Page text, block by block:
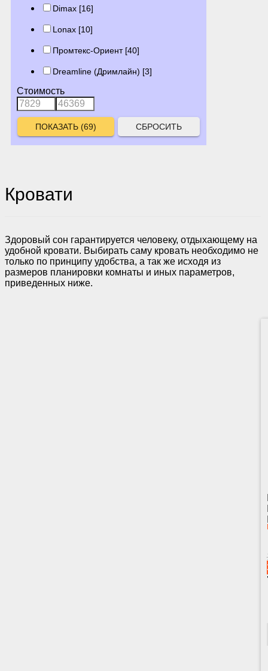
Кровати
Здоровый сон гарантируется человеку, отдыхающему на
удобной кровати. Выбирать саму кровать необходимо не
только по принципу удобства, а так же исходя из
размеров планировки комнаты и иных параметров,
приведенных ниже.
Dimax [16]
Lonax [10]
Промтекс-Ориент[40]
Dreamline (Дримлайн) [3]
Стоимость
СБРОСИТЬ